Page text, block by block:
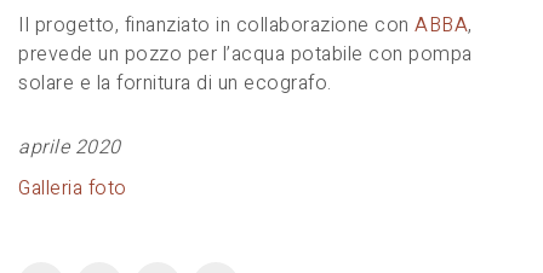
Il progetto, finanziato in collaborazione con ABBA,
prevede un pozzo per l’acqua potabile con pompa
solare e la fornitura di un ecografo.
aprile 2020
Galleria foto